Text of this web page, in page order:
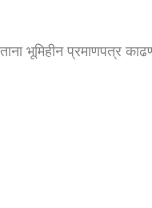
भूमिहीन प्रमाणपत्र